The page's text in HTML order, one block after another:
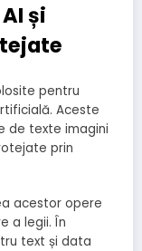
și
pentru
Aceste
de texte imagini
prin
acestor opere
a legii. În
text și data